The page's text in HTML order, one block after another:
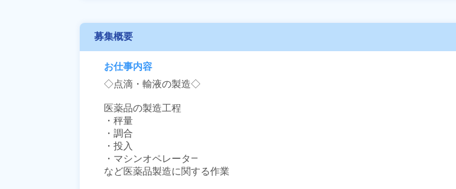
募集概要
お仕事内容
◇点滴・輸液の製造◇
医薬品の製造工程
・秤量
・調合
・投入
・マシンオペレータ―
など医薬品製造に関する作業